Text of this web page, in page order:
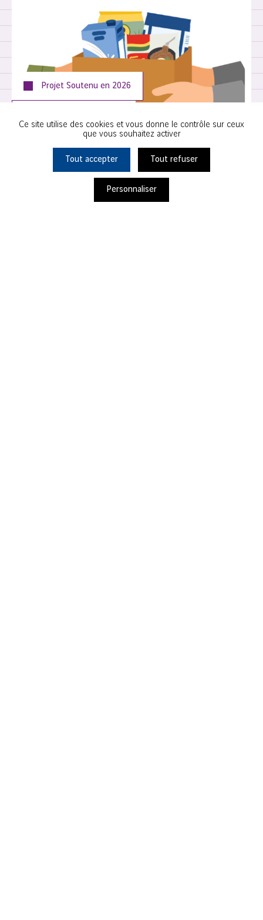
Ils s'engagent avec nous
Projet Soutenu en 2026
SECOURS POPULAIRE
Ce site utilise des cookies et vous donne le contrôle sur ceux
que vous souhaitez activer
Tout accepter Tout refuser
Personnaliser